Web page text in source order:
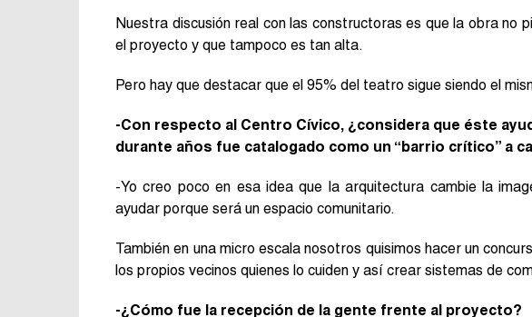
Nuestra discusión real con las constructoras es que la obra no
el proyecto y que tampoco es tan alta.
Pero hay que destacar que el 95% del teatro sigue siendo el
-Con respecto al Centro Cívico, ¿considera que éste
durante años fue catalogado como un “barrio crítico” a
-Yo creo poco en esa idea que la arquitectura cambie la
ayudar porque será un espacio comunitario.
También en una micro escala nosotros quisimos hacer un
los propios vecinos quienes lo cuiden y así crear sistemas de
-¿Cómo fue la recepción de la gente frente al proyecto?